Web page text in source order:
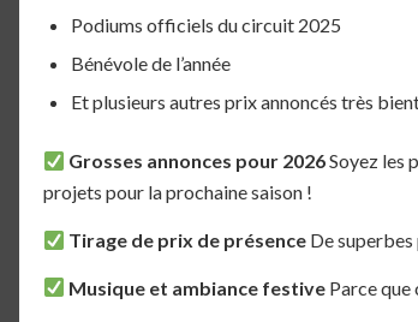
Podiums officiels du circuit 2025
Bénévole de l’année
Et plusieurs autres prix annoncés très
Grosses annonces pour 2026Soyez les
projets pour la prochaine saison !
Tirage de prix de présence De
Musique et ambiance festive Parce que